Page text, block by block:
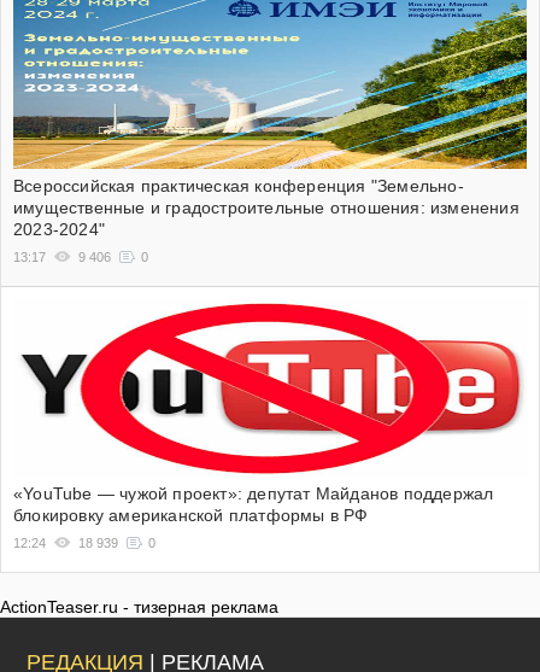
Всероссийская практическая конференция "Земельно-
имущественные и градостроительные отношения: изменения
2023-2024"
13:17 9 406 0
«YouTube — чужой проект»: депутат Майданов поддержал
блокировку американской платформы в РФ
12:24 18 939 0
ActionTeaser.ru - тизерная реклама
РЕДАКЦИЯ | РЕКЛАМА